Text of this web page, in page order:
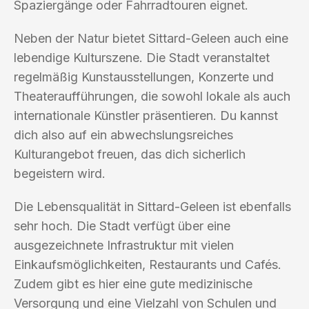
Spaziergänge oder Fahrradtouren eignet.
Neben der Natur bietet Sittard-Geleen auch eine
lebendige Kulturszene. Die Stadt veranstaltet
regelmäßig Kunstausstellungen, Konzerte und
Theateraufführungen, die sowohl lokale als auch
internationale Künstler präsentieren. Du kannst
dich also auf ein abwechslungsreiches
Kulturangebot freuen, das dich sicherlich
begeistern wird.
Die Lebensqualität in Sittard-Geleen ist ebenfalls
sehr hoch. Die Stadt verfügt über eine
ausgezeichnete Infrastruktur mit vielen
Einkaufsmöglichkeiten, Restaurants und Cafés.
Zudem gibt es hier eine gute medizinische
Versorgung und eine Vielzahl von Schulen und